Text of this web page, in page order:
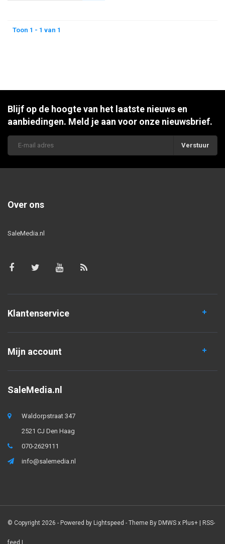
Toon 1 - 1 van 1
Blijf op de hoogte van het laatste nieuws en
aanbiedingen. Meld je aan voor onze nieuwsbrief.
Verstuur
Over ons
SaleMedia.nl
Klantenservice
Mijn account
SaleMedia.nl
Waldorpstraat 347
2521 CJ Den Haag
070-2629111
info@salemedia.nl
© Copyright 2026 - Powered by Lightspeed - Theme By DMWS x Plus+ | RSS-
feed |